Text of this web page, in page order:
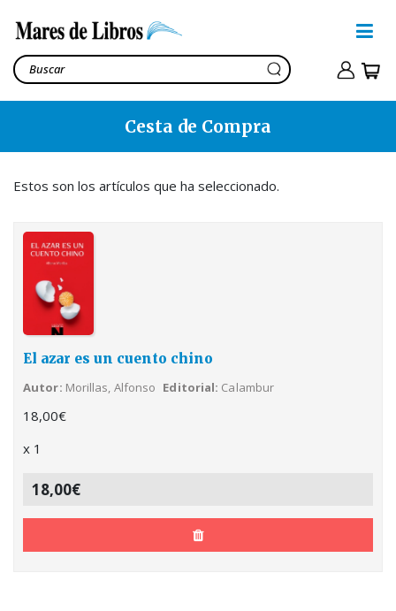
Cesta de Compra
Estos son los artículos que ha seleccionado.
El azar es un cuento chino
Autor Morillas, Alfonso Editorial Calambur
18,00€
x 1
18,00€